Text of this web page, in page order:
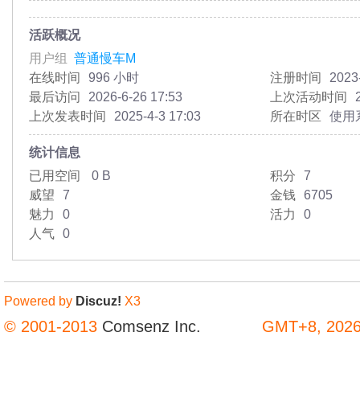
活跃概况
用户组 普通慢车M
在线时间
996 小时 注册时间
最后访问
2026-6-26 17:53 上次活动时间
上次发表时间
2025-4-3 17:03 所在时区 使用
统计信息
已用空间
0 B 积分
7
威望
7 金钱
6705
魅力
0 活力
0
人气 0
GMT+8,
Powered by Discuz! X3
© 2001-2013 Comsenz Inc.